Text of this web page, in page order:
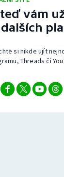
vám
dalších
si nikde ujít
Threads či